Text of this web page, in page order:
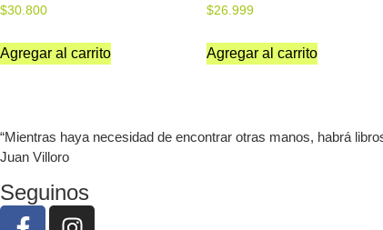
$30.800
Agregar al carrito
$26.999
Agregar al carrito
“Mientras haya necesidad de encontrar otras manos, habrá
Juan Villoro
Seguinos